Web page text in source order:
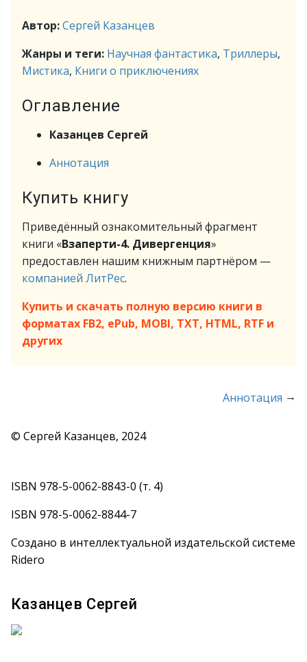
Автор:Сергей Казанцев
Жанры и теги: Научная фантастика, Триллеры,
Мистика, Книги о приключениях
Оглавление
Казанцев Сергей
Аннотация
Купить книгу
Приведённый ознакомительный фрагмент
книги «Взаперти-4. Дивергенция»
предоставлен нашим книжным партнёром —
компанией ЛитРес.
Купить и скачать полную версию книги в
форматах FB2, ePub, MOBI, TXT, HTML, RTF и
других
Аннотация →
© Сергей Казанцев, 2024
ISBN 978-5-0062-8843-0 (т. 4)
ISBN 978-5-0062-8844-7
Создано в интеллектуальной издательской системе
Ridero
Казанцев Сергей